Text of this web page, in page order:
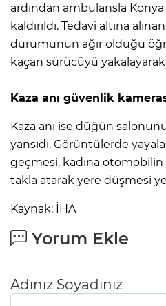
ardından ambulansla
kaldırıldı. Tedavi altına
durumunun ağır olduğu
kaçan sürücüyü yakalayarak
Kaza anı güvenlik
Kaza anı ise düğün
yansıdı. Görüntülerde
geçmesi, kadına otomobilin
takla atarak yere düşmesi
Kaynak: İHA
Yorum Ekle
Adınız Soyadınız